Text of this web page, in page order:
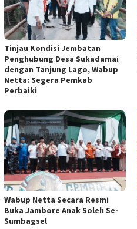
Tinjau Kondisi Jembatan
Penghubung Desa Sukadamai
dengan Tanjung Lago, Wabup
Netta: Segera Pemkab
Perbaiki
Wabup Netta Secara Resmi
Buka Jambore Anak Soleh Se-
Sumbagsel